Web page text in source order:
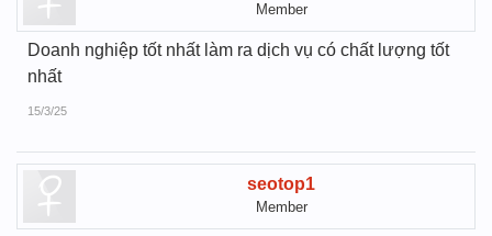
Member
Doanh nghiệp tốt nhất làm ra dịch vụ có chất lượng tốt
nhất
15/3/25
seotop1
Member